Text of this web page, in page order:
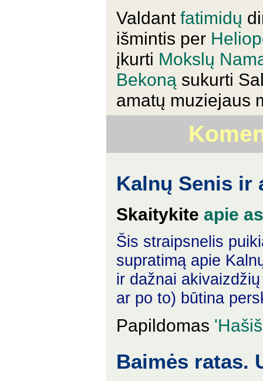
Valdant fatimidų
išmintis per
įkurti Mokslų
Bekoną sukurti
amatų muziejaus
Kalnų Senis ir
Skaitykite apie
Šis straipsnelis
supratimą apie
ir dažnai
ar po to) būtina
Papildomas
Baimės ratas.